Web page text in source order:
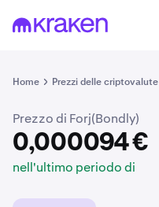
Home Prezzi delle criptovalute
0,000094 €
Prezzo di Forj(Bondly)
0,000094 €
nell'ultimo periodo di